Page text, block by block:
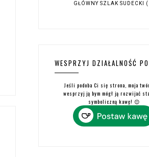
GŁÓWNY SZLAK SUDECKI
WESPRZYJ DZIAŁALNOŚĆ
Jeśli podoba Ci się strona, moja
wesprzyj ją bym mógł ją rozwijać
symboliczną kawę! 😊